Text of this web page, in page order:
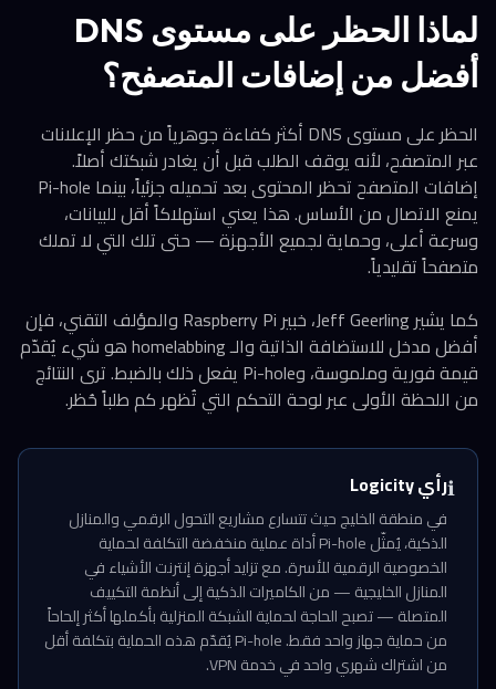
لماذا الحظر على مستوى DNS
أفضل من إضافات المتصفح؟
الحظر على مستوى DNS أكثر كفاءة جوهرياً من حظر الإعلانات
عبر المتصفح، لأنه يوقف الطلب قبل أن يغادر شبكتك أصلاً.
إضافات المتصفح تحظر المحتوى بعد تحميله جزئياً، بينما Pi-hole
يمنع الاتصال من الأساس. هذا يعني استهلاكاً أقل للبيانات،
وسرعة أعلى، وحماية لجميع الأجهزة — حتى تلك التي لا تملك
متصفحاً تقليدياً.
كما يشير Jeff Geerling، خبير Raspberry Pi والمؤلف التقني، فإن
أفضل مدخل للاستضافة الذاتية والـ homelabbing هو شيء يُقدّم
قيمة فورية وملموسة، وPi-hole يفعل ذلك بالضبط. ترى النتائج
من اللحظة الأولى عبر لوحة التحكم التي تُظهر كم طلباً حُظر.
ℹ️رأي Logicity
في منطقة الخليج حيث تتسارع مشاريع التحول الرقمي والمنازل
الذكية، يُمثّل Pi-hole أداة عملية منخفضة التكلفة لحماية
الخصوصية الرقمية للأسرة. مع تزايد أجهزة إنترنت الأشياء في
المنازل الخليجية — من الكاميرات الذكية إلى أنظمة التكييف
المتصلة — تصبح الحاجة لحماية الشبكة المنزلية بأكملها أكثر إلحاحاً
من حماية جهاز واحد فقط. Pi-hole يُقدّم هذه الحماية بتكلفة أقل
من اشتراك شهري واحد في خدمة VPN.